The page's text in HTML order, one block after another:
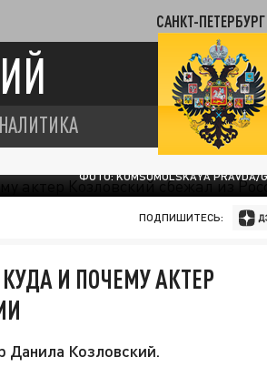
САНКТ-ПЕТЕРБУРГ
ФОТО: KOMSOMOLSKAYA PRAVDA/
ПОДПИШИТЕСЬ:
И ПОЧЕМУ АКТЕР
Данила Козловский.